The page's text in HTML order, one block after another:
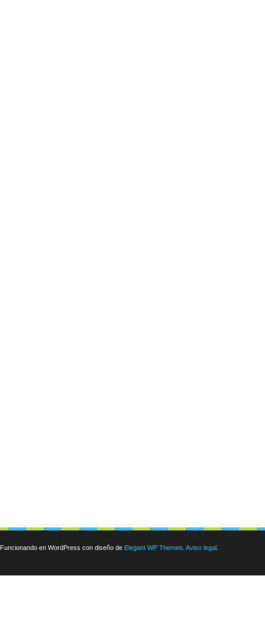
Funcionando en WordPress con diseño de Elegant WP Themes Aviso legal